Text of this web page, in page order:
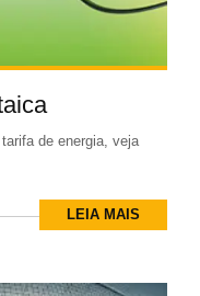
de energia, veja
LEIA MAIS